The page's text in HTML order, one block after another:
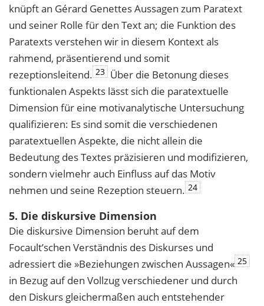
knüpft an Gérard Genettes Aussagen zum Paratext
und seiner Rolle für den Text an; die Funktion des
Paratexts verstehen wir in diesem Kontext als
rahmend, präsentierend und somit
rezeptionsleitend. 23 Über die Betonung dieses
funktionalen Aspekts lässt sich die paratextuelle
Dimension für eine motivanalytische Untersuchung
qualifizieren: Es sind somit die verschiedenen
paratextuellen Aspekte, die nicht allein die
Bedeutung des Textes präzisieren und modifizieren,
sondern vielmehr auch Einfluss auf das Motiv
nehmen und seine Rezeption steuern. 24
5. Die diskursive Dimension
Die diskursive Dimension beruht auf dem
Focault’schen Verständnis des Diskurses und
adressiert die »Beziehungen zwischen Aussagen« 25
in Bezug auf den Vollzug verschiedener und durch
den Diskurs gleichermaßen auch entstehender